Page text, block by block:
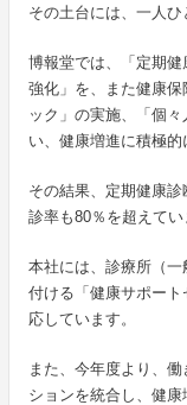
その土台には、一人ひ
博報堂では、「定期
強化」を、また健康
ック」の実施、「個
い、健康増進に積極的
その結果、定期健康
診率も80％を超えてい
本社には、診療所（
付ける「健康サポー
応しています。
また、今年度より、
ションを統合し、健